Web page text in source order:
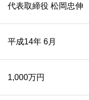
代表取締役 松岡忠伸
平成14年 6月
1,000万円